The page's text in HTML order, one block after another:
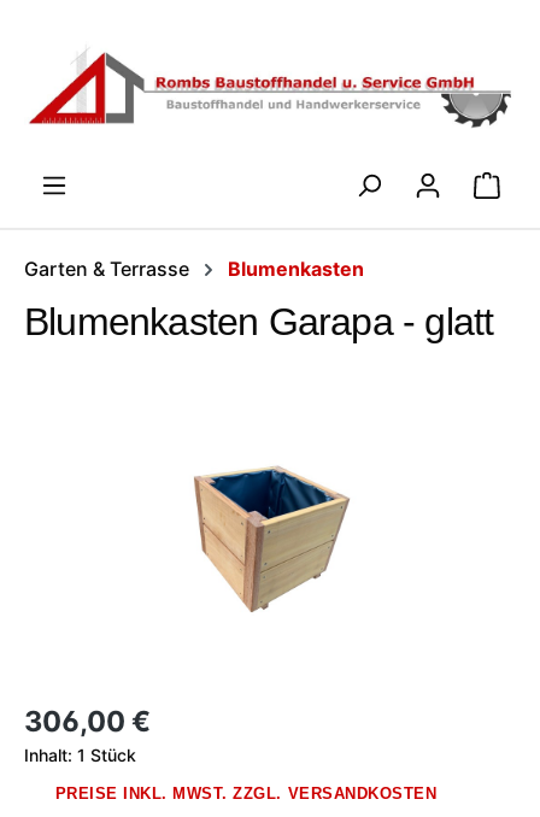
Garten & Terrasse Blumenkasten
Blumenkasten Garapa - glatt
Regulärer Preis:
306,00 €
Inhalt: 1 Stück
PREISE INKL. MWST. ZZGL. VERSANDKOSTEN